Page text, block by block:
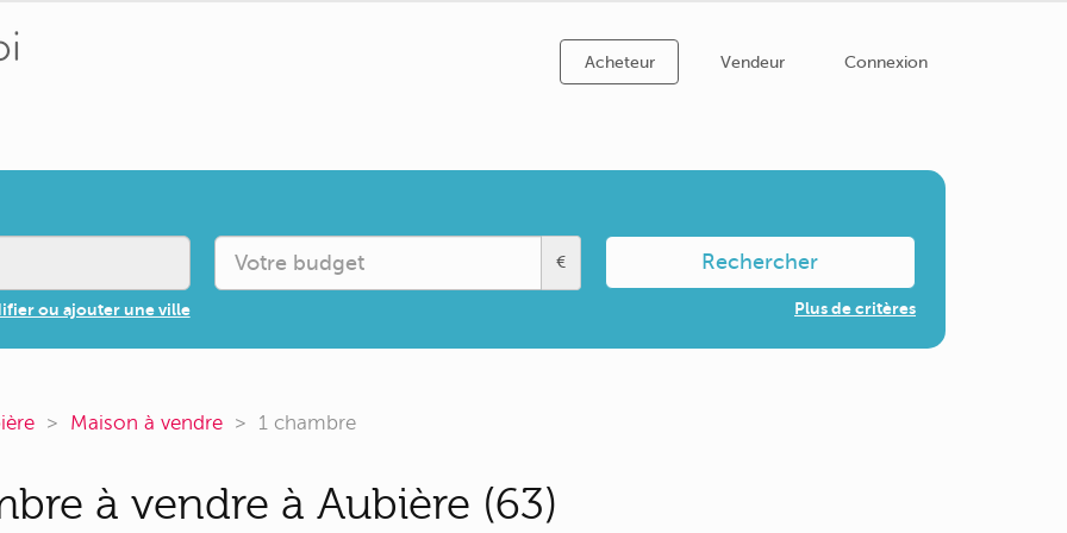
Acheteur Vendeur Connexion
ou ajouter une ville
€ Rechercher
Plus de critères
Maison à vendre 1 chambre
à vendre à Aubière (63)